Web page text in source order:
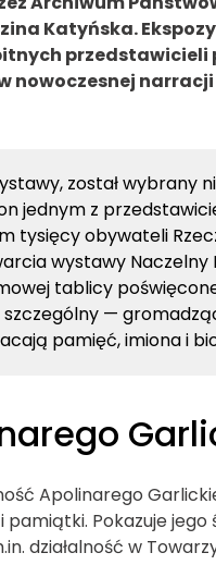
Katyńska.
przedstawicieli
nowoczesnej
został wybrany
jednym z
tysięcy obywateli
wystawy
tablicy
—
pamięć, imiona i
Apolinarego
Pokazuje
działalność w